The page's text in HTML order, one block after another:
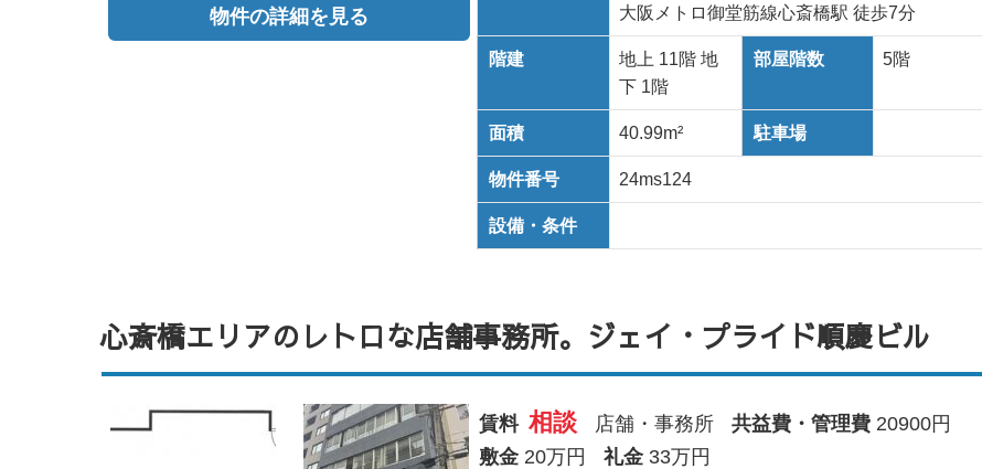
物件の詳細を見る
大阪メトロ御堂筋線心斎橋駅 徒歩7分
階建
地上 11階 地
下 1階
部屋階数 5階
面積 40.99m² 駐車場
物件番号 24ms124
設備・条件
心斎橋エリアのレトロな店舗事務所。ジェイ・プライド順慶ビル
賃料 相談 店舗・事務所 共益費・管理費 20900円
敷金 20万円 礼金 33万円